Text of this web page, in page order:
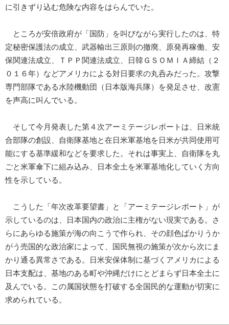
に引きずり込む危険な内容をはらんでいた。
ところが安倍政府が「国防」を叫びながら実行したのは、特
定秘密保護法の成立、武器輸出三原則の撤廃、原発再稼働、安
保関連法成立、ＴＰＰ関連法成立、日韓ＧＳＯＭＩＡ締結（２
０１６年）などアメリカによる対日要求の丸呑みだった。攻撃
専門部隊である水陸機動団（日本版海兵隊）を発足させ、改憲
を声高に叫んでいる。
そして今月発表した第４次アーミテージレポートは、日米統
合部隊の創設、自衛隊基地と在日米軍基地を日米が共同使用可
能にする基準緩和などを要求した。それは事実上、自衛隊を丸
ごと米軍傘下に組み込み、日本全土を米軍基地化していく方向
性を示している。
こうした「年次改革要望書」と「アーミテージレポート」が
示しているのは、日本国内の政治に主権がない現実である。さ
らにあらゆる施策が海の向こうで作られ、その顔色ばかりうか
がう売国的な政治家によって、国民無視の施策が次から次にま
かり通る異常さである。日米安保体制に基づくアメリカによる
日本支配は、基地のある町や沖縄だけにとどまらず日本全土に
及んでいる。この属国状態を打破する全国民的な運動が切実に
求められている。